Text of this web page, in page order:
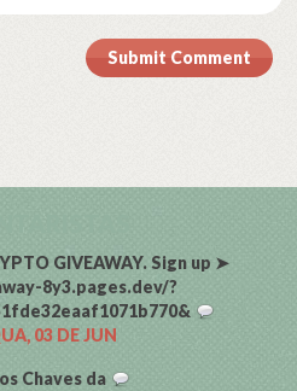
Submit Comment
GIVEAWAY. Sign up ➤
8y3.pages.dev/?
03 DE JUN
Chaves da